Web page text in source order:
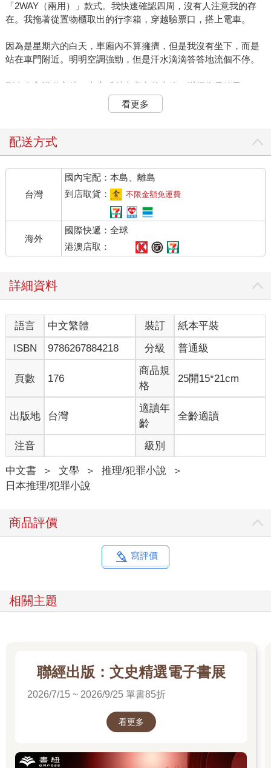
「2WAY（兩用）」款式。我快速確認四周，沒有人注意我的存
在。我拖著從置物櫃取出的行李箱，穿越驗票口，搭上電車。
因為是星期六的白天，車廂內不算擁擠，但是我沒有坐下，而是
站在車門附近。明明空調強勁，但是汗水滴滴答答地流個不停。
列車進入隧道之後，車窗反射車廂內的光線，變得像是鏡子一
樣。映出壓低帽簷、戴著眼鏡的我。
過了二十分鐘左右，我在目的地的車站下車。車站周圍被小山環
抱，可見幾名健行的零星遊客。我也背起行李箱，沿著健行路線
用輪子拖時感受不太到行李箱的重量，不過當我背在身上時才發
現重得驚人。
擦肩而過的人們會向我打招呼。我起先有些不知所措，但是感覺
默不作聲會令人覺得奇怪，所以決定精神抖擻地回以問候。
不久之後，在指示的地點上，出現一條岔路。岔路口立著「禁止
進入」的告示牌。
我迅速回頭看了一眼，確認四下無人，走進了岔路。
從路口走了十分鐘左右，眼前出現一座池塘。池塘比我們高中的
二十五公尺游泳池略小一些。這裡的池水混濁，看不見底，我撿
起一根樹枝，朝靠近池邊的地方戳了一下，只見樹枝直接陷入淤
泥中。
我丟棄樹枝，將行李箱放在地面，接著拉開拉鍊，只見用深色塑
膠袋包得嚴實的一大塊物體將裡頭塞得滿滿的，那些東西摸起來
「好。」
我做完該做的事，鬆了一口氣。雖然是第一次，但是我覺得自己
然而卸下行李也是原因之一，回程的腳步格外輕快。
對方說明的打工內容並不困難。車站前面的投幣式置物櫃的鑰
匙，會以膠帶貼在指定的公園長椅下面，再用它打開置物櫃，並
放回車站前面的置物櫃，最後將鑰匙貼回長椅下面，就是這樣而
看更多
配送方式
台灣
國內宅配：本島、離島
到店取貨：
不限金額免運費
海外
國際快遞：全球
港澳店取：
詳細資料
語言 中文繁體 裝訂
紙本平裝
ISBN
9786267884218 分級 普通級
頁數 176
商品規
格
25開15*21cm
出版地 台灣
適讀年
齡
全齡適讀
注音 級別
中文書 ＞ 文學 ＞ 推理/犯罪小說
＞
日本推理/犯罪小說
商品評價
寫評價
相關主題
聯經出版：文史精選電子書展
2026/7/15 ~ 2026/9/25 單書85折
看更多